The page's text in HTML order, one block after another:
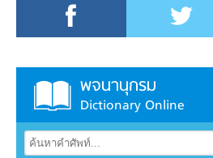
พจนานุกรม
Dictionary Online